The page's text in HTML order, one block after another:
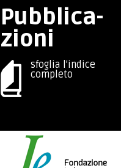
Pubblica-
zioni
sfoglia l'indice
completo